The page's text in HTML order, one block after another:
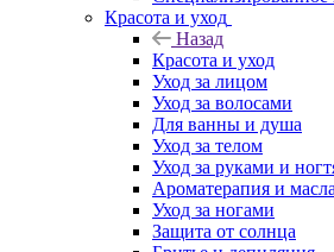
Красота и уход
Назад
Красота и уход
Уход за лицом
Уход за волосами
Для ванны и душа
Уход за телом
Уход за руками и
Ароматерапия и масла
Уход за ногами
Защита от солнца